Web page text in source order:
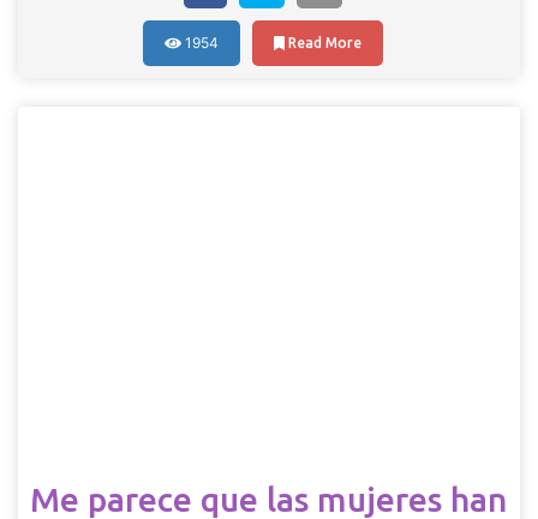
1954 Read More
Me parece que las mujeres han